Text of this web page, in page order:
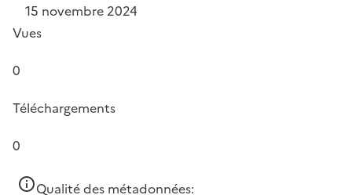
15 novembre 2024
Vues
0
Téléchargements
0
Qualité des métadonnées: